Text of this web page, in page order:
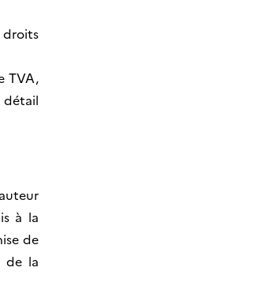
droits
TVA,
détail
à la
de
de la